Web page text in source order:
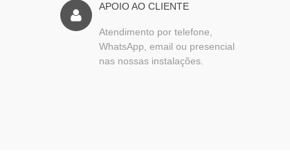
APOIO AO CLIENTE
Atendimento por telefone,
WhatsApp, email ou presencial
nas nossas instalações.